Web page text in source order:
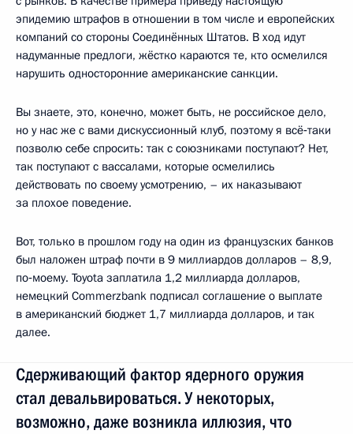
эпидемию штрафов в отношении в том числе и европейских
компаний со стороны Соединённых Штатов. В ход идут
надуманные предлоги, жёстко караются те, кто осмелился
нарушить односторонние американские санкции.
Вы знаете, это, конечно, может быть, не российское дело,
но у нас же с вами дискуссионный клуб, поэтому я всё‑таки
позволю себе спросить: так с союзниками поступают? Нет,
так поступают с вассалами, которые осмелились
действовать по своему усмотрению, – их наказывают
за плохое поведение.
Вот, только в прошлом году на один из французских банков
был наложен штраф почти в 9 миллиардов долларов – 8,9,
по‑моему. Toyota заплатила 1,2 миллиарда долларов,
немецкий Commerzbank подписал соглашение о выплате
в американский бюджет 1,7 миллиарда долларов, и так
далее.
Сдерживающий фактор ядерного оружия
стал девальвироваться. У некоторых,
возможно, даже возникла иллюзия, что